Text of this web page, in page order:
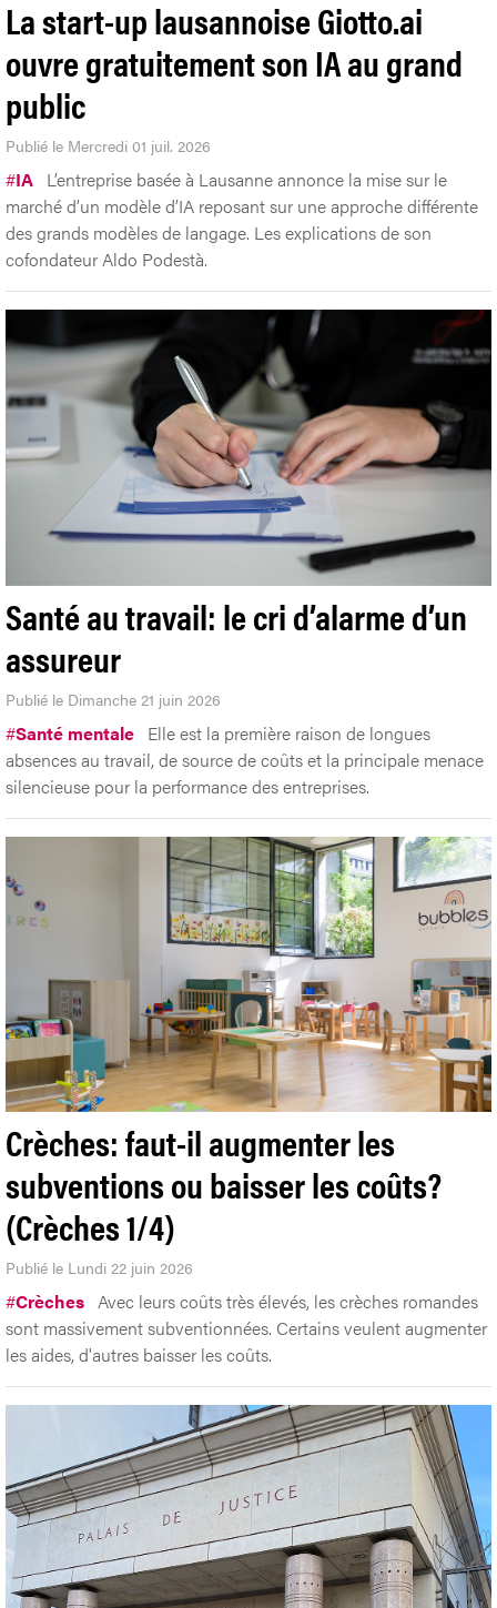
La start-up lausannoise Giotto.ai
ouvre gratuitement son IA au grand
public
Publié le Mercredi 01 juil. 2026
#IA L’entreprise basée à Lausanne annonce la mise sur le
marché d’un modèle d’IA reposant sur une approche différente
des grands modèles de langage. Les explications de son
cofondateur Aldo Podestà.
Santé au travail: le cri d’alarme d’un
assureur
Publié le Dimanche 21 juin 2026
#Santé mentale Elle est la première raison de longues
absences au travail, de source de coûts et la principale menace
silencieuse pour la performance des entreprises.
Crèches: faut-il augmenter les
subventions ou baisser les coûts?
(Crèches 1/4)
Publié le Lundi 22 juin 2026
#Crèches Avec leurs coûts très élevés, les crèches romandes
sont massivement subventionnées. Certains veulent augmenter
les aides, d'autres baisser les coûts.